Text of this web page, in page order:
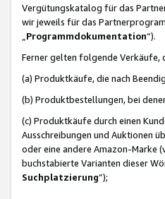
Vergütungskatalog für das
wir jeweils für das
Programmdokumentation“).
Ferner gelten folgende Verkäufe,
(a) Produktkäufe, die nach
(b) Produktbestellungen, bei
(c) Produktkäufe durch einen
Ausschreibungen und Auktionen
oder eine andere Amazon-Marke
buchstabierte Varianten dieser
Suchplatzierung”);